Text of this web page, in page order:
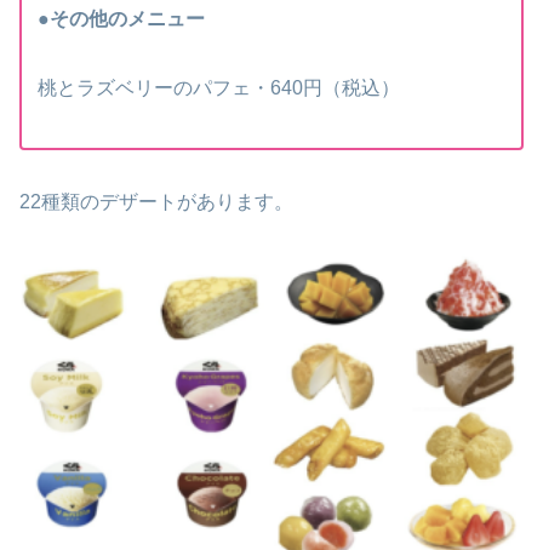
●その他のメニュー
桃とラズベリーのパフェ・640円（税込）
22種類のデザートがあります。